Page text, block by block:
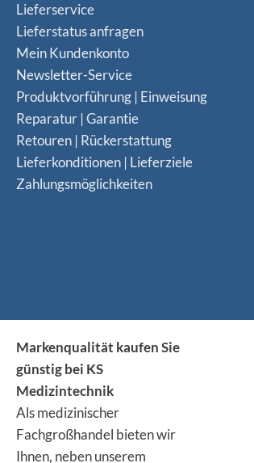
Lieferservice
Lieferstatus anfragen
Mein Kundenkonto
Newsletter-Service
Produktvorführung | Einweisung
Reparatur | Garantie
Retouren | Rückerstattung
Lieferkonditionen | Lieferziele
Zahlungsmöglichkeiten
Markenqualität kaufen Sie
günstig bei KS
Medizintechnik
Als medizinischer
Fachgroßhandel bieten wir
Ihnen, neben unserem